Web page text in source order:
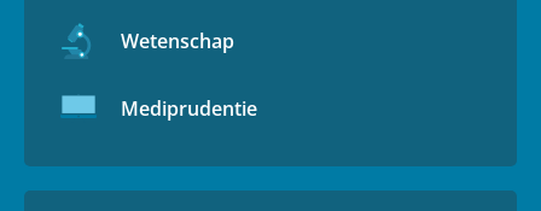
Wetenschap
Mediprudentie